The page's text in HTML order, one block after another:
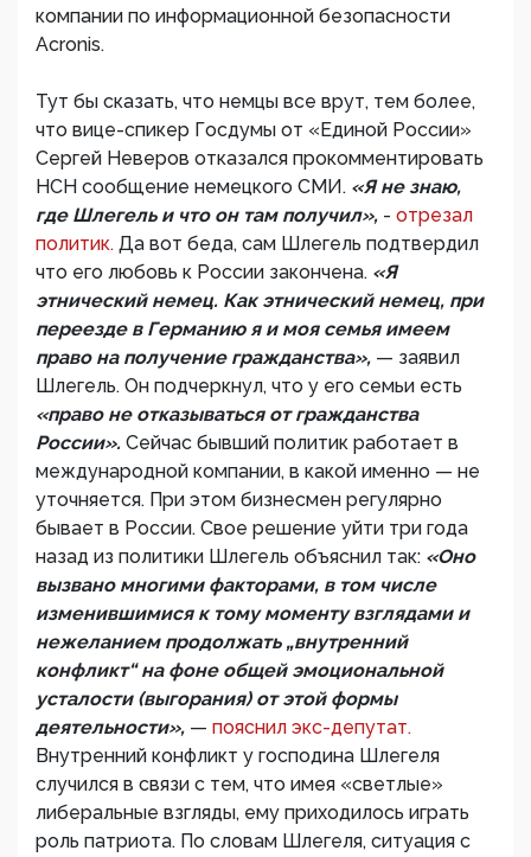
компании по информационной безопасности
Acronis.
Тут бы сказать, что немцы все врут, тем более,
что вице-спикер Госдумы от «Единой России»
Сергей Неверов отказался прокомментировать
НСН сообщение немецкого СМИ. «Я не знаю,
где Шлегель и что он там получил», - отрезал
политик. Да вот беда, сам Шлегель подтвердил
что его любовь к России закончена. «Я
этнический немец. Как этнический немец, при
переезде в Германию я и моя семья имеем
право на получение гражданства», — заявил
Шлегель. Он подчеркнул, что у его семьи есть
«право не отказываться от гражданства
России». Сейчас бывший политик работает в
международной компании, в какой именно — не
уточняется. При этом бизнесмен регулярно
бывает в России. Свое решение уйти три года
назад из политики Шлегель объяснил так: «Оно
вызвано многими факторами, в том числе
изменившимися к тому моменту взглядами и
нежеланием продолжать „внутренний
конфликт“ на фоне общей эмоциональной
усталости (выгорания) от этой формы
деятельности», — пояснил экс-депутат.
Внутренний конфликт у господина Шлегеля
случился в связи с тем, что имея «светлые»
либеральные взгляды, ему приходилось играть
роль патриота. По словам Шлегеля, ситуация с